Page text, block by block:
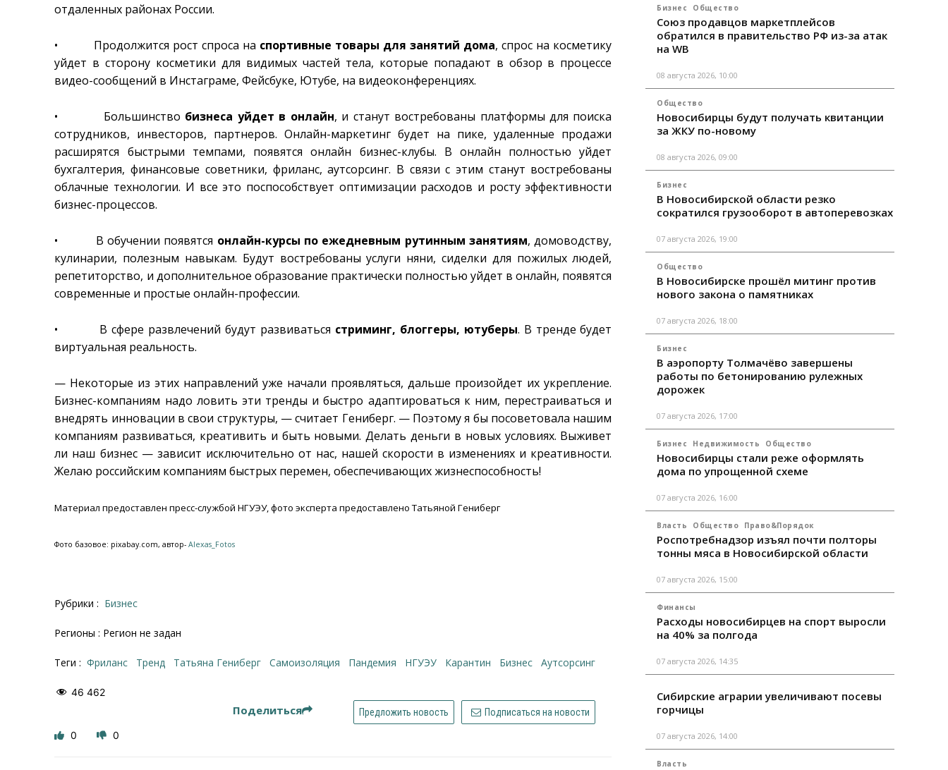
отдаленных районах России.
• Продолжится рост спроса на спортивные товары для занятий дома, спрос на косметику
уйдет в сторону косметики для видимых частей тела, которые попадают в обзор в процессе
видео-сообщений в Инстаграме, Фейсбуке, Ютубе, на видеоконференциях.
• Большинство бизнеса уйдет в онлайн, и станут востребованы платформы для поиска
сотрудников, инвесторов, партнеров. Онлайн-маркетинг будет на пике, удаленные продажи
расширятся быстрыми темпами, появятся онлайн бизнес-клубы. В онлайн полностью уйдет
бухгалтерия, финансовые советники, фриланс, аутсорсинг. В связи с этим станут востребованы
облачные технологии. И все это поспособствует оптимизации расходов и росту эффективности
бизнес-процессов.
• В обучении появятся онлайн-курсы по ежедневным рутинным занятиям, домоводству,
кулинарии, полезным навыкам. Будут востребованы услуги няни, сиделки для пожилых людей,
репетиторство, и дополнительное образование практически полностью уйдет в онлайн, появятся
современные и простые онлайн-профессии.
• В сфере развлечений будут развиваться стриминг, блоггеры, ютуберы. В тренде будет
виртуальная реальность.
— Некоторые из этих направлений уже начали проявляться, дальше произойдет их укрепление.
Бизнес-компаниям надо ловить эти тренды и быстро адаптироваться к ним, перестраиваться и
внедрять инновации в свои структуры, — считает Гениберг. — Поэтому я бы посоветовала нашим
компаниям развиваться, креативить и быть новыми. Делать деньги в новых условиях. Выживет
ли наш бизнес — зависит исключительно от нас, нашей скорости в изменениях и креативности.
Желаю российским компаниям быстрых перемен, обеспечивающих жизнеспособность!
Материал предоставлен пресс-службой НГУЭУ, фото эксперта предоставлено Татьяной Гениберг
Фото базовое: pixabay.com, автор-Alexas_Fotos
Рубрики : Бизнес
Регионы : Регион не задан
Теги : фриланс тренд Татьяна Гениберг самоизоляция пандемия НГУЭУ карантин бизнес аутсорсинг
46 462
Поделиться Предложить новость Подписаться на новости
0 0
Бизнес Общество
Союз продавцов маркетплейсов
обратился в правительство РФ из-за атак
на WB
08 августа 2026, 10:00
Общество
Новосибирцы будут получать квитанции
за ЖКУ по-новому
08 августа 2026, 09:00
Бизнес
В Новосибирской области резко
сократился грузооборот в автоперевозках
07 августа 2026, 19:00
Общество
В Новосибирске прошёл митинг против
нового закона о памятниках
07 августа 2026, 18:00
Бизнес
В аэропорту Толмачёво завершены
работы по бетонированию рулежных
дорожек
07 августа 2026, 17:00
Бизнес Недвижимость Общество
Новосибирцы стали реже оформлять
дома по упрощенной схеме
07 августа 2026, 16:00
Власть Общество Право&Порядок
Роспотребнадзор изъял почти полторы
тонны мяса в Новосибирской области
07 августа 2026, 15:00
Финансы
Расходы новосибирцев на спорт выросли
на 40% за полгода
07 августа 2026, 14:35
Сибирские аграрии увеличивают посевы
горчицы
07 августа 2026, 14:00
Власть